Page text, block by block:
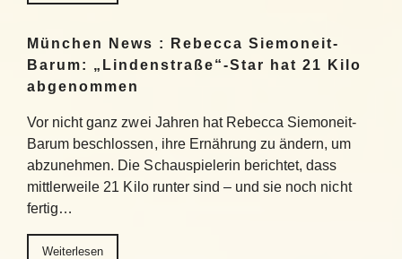
München News : Rebecca Siemoneit-
Barum: „Lindenstraße“-Star hat 21 Kilo
abgenommen
Vor nicht ganz zwei Jahren hat Rebecca Siemoneit-
Barum beschlossen, ihre Ernährung zu ändern, um
abzunehmen. Die Schauspielerin berichtet, dass
mittlerweile 21 Kilo runter sind – und sie noch nicht
fertig…
Weiterlesen